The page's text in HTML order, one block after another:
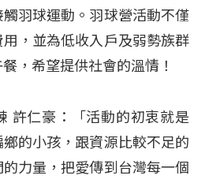
羽球運動。羽球營活動不僅
，並為低收入戶及弱勢族群
，希望提供社會的溫情！
許仁豪：「活動的初衷就是
的小孩，跟資源比較不足的
力量，把愛傳到台灣每一個